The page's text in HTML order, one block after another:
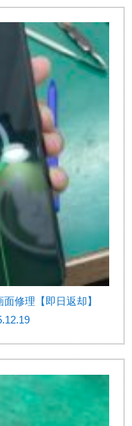
修理【即日返却】